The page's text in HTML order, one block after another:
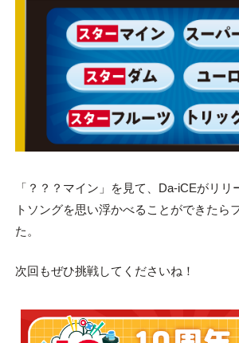
「？？？マイン」を見て、Da-iCEがリリ
トソングを思い浮かべることができたら
た。
次回もぜひ挑戦してくださいね！